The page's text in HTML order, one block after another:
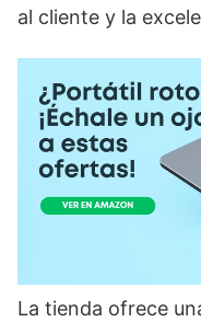
al cliente y la
La tienda ofrece